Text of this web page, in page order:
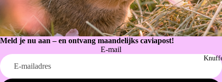
Meld je nu aan – en ontvang maandelijks caviapost!
E-mail
Terugbetalingsbeleid
Contactgegevens